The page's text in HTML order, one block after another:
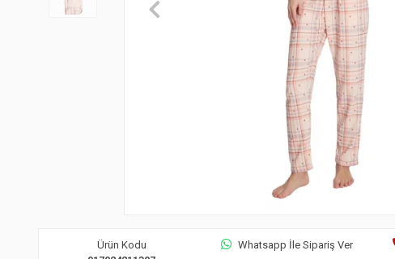
Ürün Kodu
Whatsapp İle Sipariş Ver